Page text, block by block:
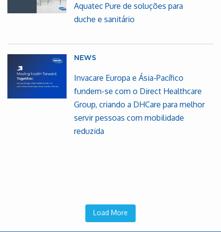
Aquatec Pure de soluções para
duche e sanitário
NEWS
Invacare Europa e Ásia-Pacífico
fundem-se com o Direct Healthcare
Group, criando a DHCare para melhor
servir pessoas com mobilidade
reduzida
Load More